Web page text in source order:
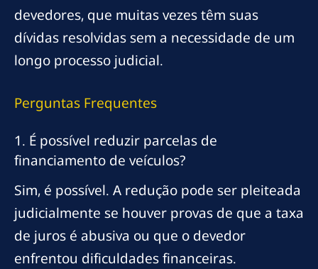
devedores, que muitas vezes têm suas
dívidas resolvidas sem a necessidade de um
longo processo judicial.
Perguntas Frequentes
1. É possível reduzir parcelas de
financiamento de veículos?
Sim, é possível. A redução pode ser pleiteada
judicialmente se houver provas de que a taxa
de juros é abusiva ou que o devedor
enfrentou dificuldades financeiras.